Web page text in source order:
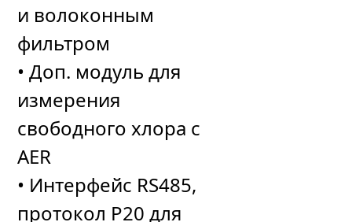
и волоконным
фильтром
• Доп. модуль для
измерения
свободного хлора с
AER
• Интерфейс RS485,
протокол P20 для